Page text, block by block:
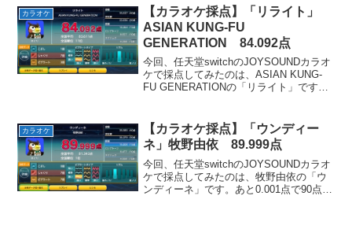
に過ごした人とすれ違っていく様子を歌
っ...
カラオケ
【カラオケ採点】「リライト」
ASIAN KUNG-FU
GENERATION 84.092点
今回、任天堂switchのJOYSOUNDカラオ
ケで採点してみたのは、ASIAN KUNG-
FU GENERATIONの「リライト」です。
ビの「消して～！」から「忘れら...
カラオケ
【カラオケ採点】「ウンディー
ネ」牧野由依 89.999点
今回、任天堂switchのJOYSOUNDカラオ
ケで採点してみたのは、牧野由依の「ウ
ンディーネ」です。あと0.001点で90点だ